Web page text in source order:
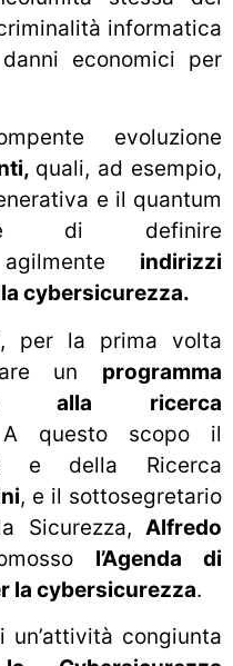
informatica
economici per
evoluzione
quali, ad esempio,
e il quantum
di definire
indirizzi
cybersicurezza.
per la prima volta
un programma
alla
ricerca
questo scopo il
e della Ricerca
, e il sottosegretario
Sicurezza, Alfredo
l’Agenda di
la cybersicurezza.
congiunta